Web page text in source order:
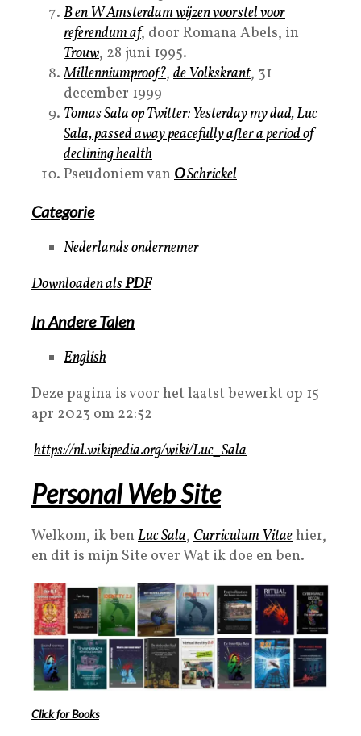
B en W Amsterdam wijzen voorstel voor
referendum af, door Romana Abels, in
Trouw, 28 juni 1995.
Millenniumproof?, de Volkskrant, 31
december 1999
Tomas Sala op Twitter: Yesterday my dad, Luc
Sala, passed away peacefully after a period of
declining health
Pseudoniem van OSchrickel
Categorie
Nederlands ondernemer
Downloaden alsPDF
In Andere Talen
English
Deze pagina is voor het laatst bewerkt op 15
apr 2023 om 22:52
https://nl.wikipedia.org/wiki/Luc_Sala
Personal Web Site
Welkom, ik ben Luc Sala, Curriculum Vitaehier,
en dit is mijn Site over Wat ik doe en ben.
Click for Books